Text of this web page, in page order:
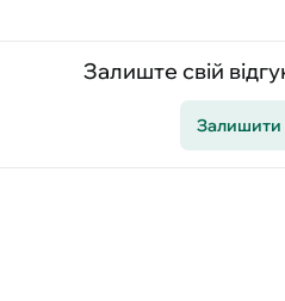
Залиште свій
Залишити